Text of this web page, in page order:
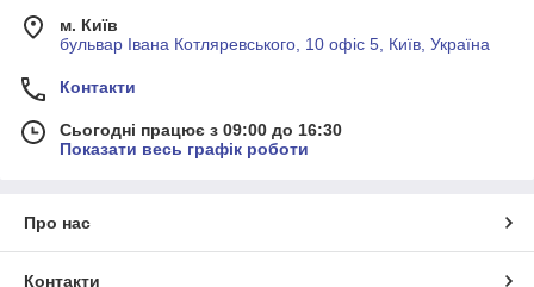
м. Київ
бульвар Івана Котляревського, 10 офіс 5, Київ, Україна
Контакти
Сьогодні працює з 09:00 до 16:30
Показати весь графік роботи
Про нас
Контакти